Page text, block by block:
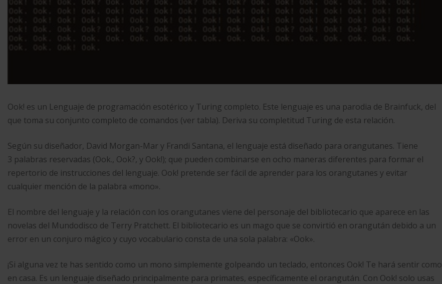
Ook! es un Lenguaje de programación esotérico y Turing completo. Este lenguaje es una parodia de Brainfuck, del
que toma su conjunto completo de comandos (ver tabla). Deriva su completitud Turing de esta relación.
Según su diseñador, David Morgan-Mar y Frandi Santana, el lenguaje está diseñado para orangutanes. Tiene
3 palabras reservadas (Ook., Ook?, y Ook!); que pueden combinarse en ocho maneras diferentes para formar el
repertorio de instrucciones del lenguaje. Ook! pretende ser fácil de aprender para los orangutanes y evitar
cualquier mención de la palabra «mono».
El nombre del lenguaje y la relación con los orangutanes viene del personaje del bibliotecario que aparece en las
novelas del Mundodisco de Terry Pratchett. El bibliotecario es un mago que se convirtió en orangután debido a un
error en un conjuro mágico y cuyo vocabulario consta de una sola palabra: «Ook».
¡Si alguna vez te has sentido como un mono simplemente golpeando un teclado, entonces Ook! Te hará sentir como
en casa. Es un lenguaje diseñado principalmente para primates, específicamente el orangután. Con Ook! solo usas